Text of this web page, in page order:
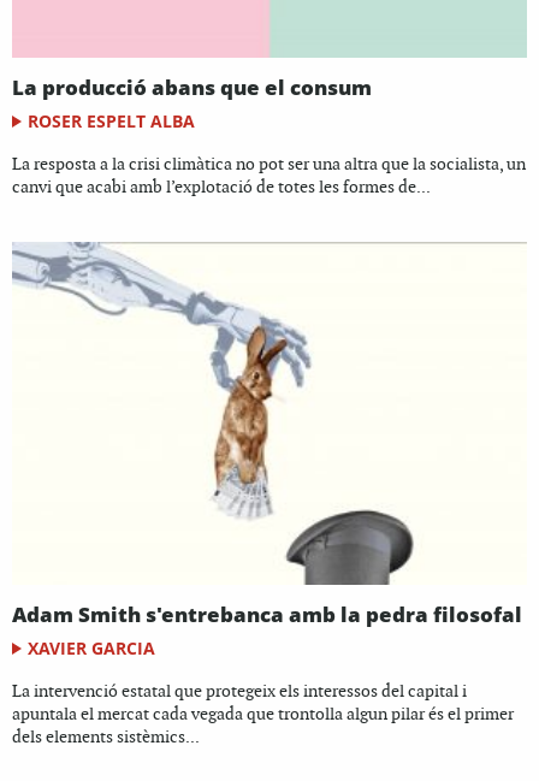
La producció abans que el consum
ROSER ESPELT ALBA
La resposta a la crisi climàtica no pot ser una altra que la socialista, un
canvi que acabi amb l’explotació de totes les formes de...
Adam Smith s'entrebanca amb la pedra filosofal
XAVIER GARCIA
La intervenció estatal que protegeix els interessos del capital i
apuntala el mercat cada vegada que trontolla algun pilar és el primer
dels elements sistèmics...